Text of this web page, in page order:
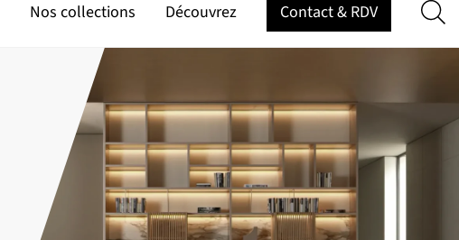
Nos collections Découvrez Contact & RDV